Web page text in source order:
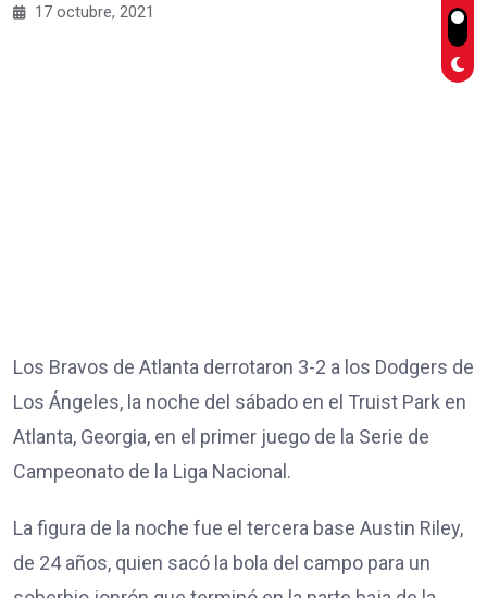
17 octubre, 2021
Los Bravos de Atlanta derrotaron 3-2 a los Dodgers de
Los Ángeles, la noche del sábado en el Truist Park en
Atlanta, Georgia, en el primer juego de la Serie de
Campeonato de la Liga Nacional.
La figura de la noche fue el tercera base Austin Riley,
de 24 años, quien sacó la bola del campo para un